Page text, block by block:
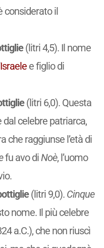
considerato il
(litri 4,5). Il nome
Israelee figlio di
(litri 6,0). Questa
celebre patriarca,
che raggiunse l’età di
fu avo diNoè, l’uomo
(litri 9,0). Cinque
nome. Il più celebre
a.C.), che non riuscì